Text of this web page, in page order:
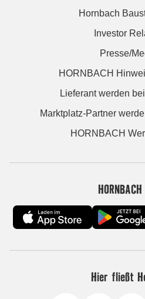
Hornbach
Investor
Presse/
HORNBACH
Lieferant werden
Marktplatz-Partner
HORNBACH
Hier fließt